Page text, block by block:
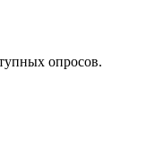
опросов.